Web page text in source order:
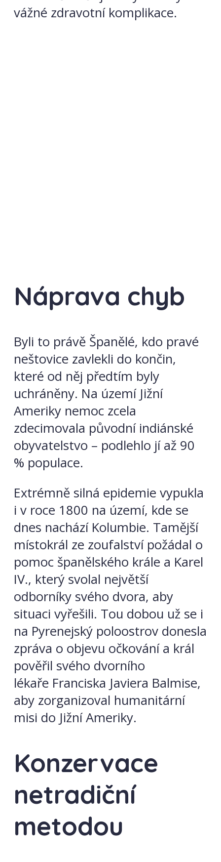
vážné zdravotní komplikace.
Náprava chyb
Byli to právě Španělé, kdo pravé
neštovice zavlekli do končin,
které od něj předtím byly
uchráněny. Na území Jižní
Ameriky nemoc zcela
zdecimovala původní indiánské
obyvatelstvo – podlehlo jí až 90
% populace.
Extrémně silná epidemie vypukla
i v roce 1800 na území, kde se
dnes nachází Kolumbie. Tamější
místokrál ze zoufalství požádal o
pomoc španělského krále a Karel
IV., který svolal největší
odborníky svého dvora, aby
situaci vyřešili. Tou dobou už se i
na Pyrenejský poloostrov donesla
zpráva o objevu očkování a král
pověřil svého dvorního
lékaře Franciska Javiera Balmise,
aby zorganizoval humanitární
misi do Jižní Ameriky.
Konzervace
netradiční
metodou